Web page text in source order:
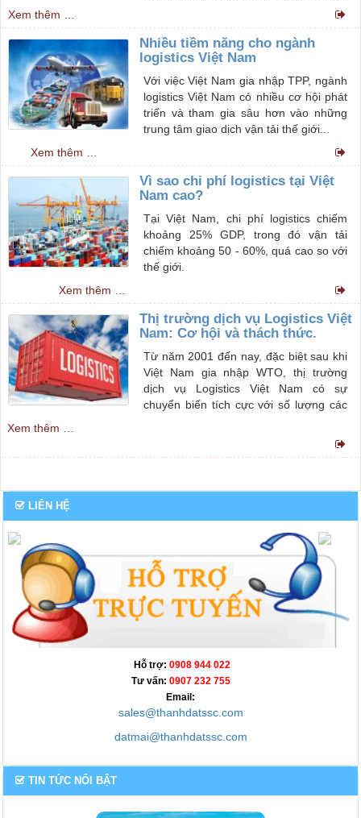
tế TP.HCM phối hợp tổ chức lần đầu
mời trong và ngoài nước tham dự.
Xem thêm …
Nhiều tiềm năng cho ngành
logistics Việt Nam
Với việc Việt Nam gia nhập TPP, ngành
logistics Việt Nam có nhiều cơ hội phát
triển và tham gia sâu hơn vào những
trung tâm giao dịch vận tải thế giới...
Xem thêm …
Vì sao chi phí logistics tại Việt
Nam cao?
Tại Việt Nam, chi phí logistics chiếm
khoảng 25% GDP, trong đó vận tải
chiếm khoảng 50 - 60%, quá cao so với
thế giới.
Xem thêm …
Thị trường dịch vụ Logistics Việt
Nam: Cơ hội và thách thức.
Từ năm 2001 đến nay, đặc biệt sau khi
Việt Nam gia nhập WTO, thị trường
dịch vụ Logistics Việt Nam có sự
chuyển biến tích cực với số lượng các
Xem thêm …
LIÊN HỆ
Hỗ trợ: 0908 944 022
Tư vấn: 0907 232 755
Email:
sales@thanhdatssc.com
datmai@thanhdatssc.com
TIN TỨC NỔI BẬT